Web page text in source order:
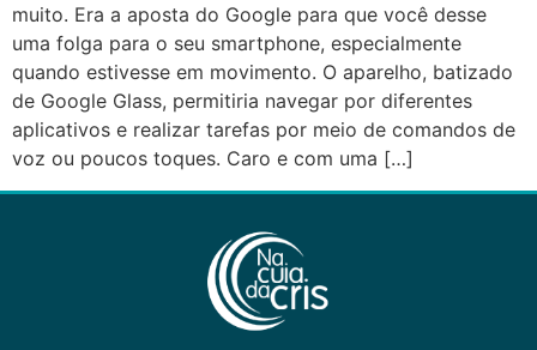
muito. Era a aposta do Google para que você desse
uma folga para o seu smartphone, especialmente
quando estivesse em movimento. O aparelho, batizado
de Google Glass, permitiria navegar por diferentes
aplicativos e realizar tarefas por meio de comandos de
voz ou poucos toques. Caro e com uma […]